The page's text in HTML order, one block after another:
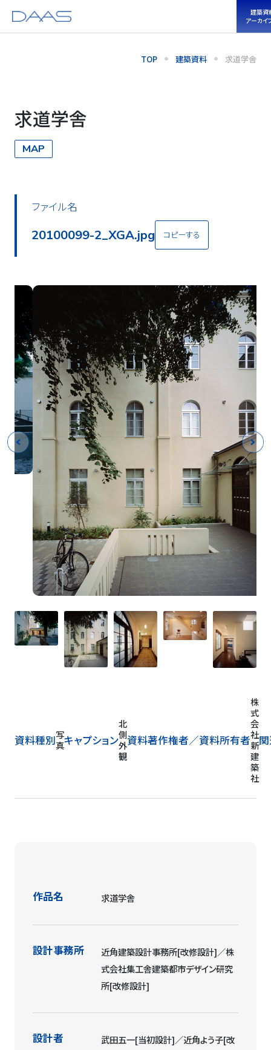
建築資
アーカイ
TOP 建築資料 求道学舎
求道学舎
MAP
ファイル名
20100099-2_XGA.jpg コピーする
資料種別写
真キャプション
北
側
外
観
資料著作権者／資料所有者
株
式
会
社
新
建
築
社
作品名 求道学舎
設計事務所
近角建築設計事務所[改修設計]／株
式会社集工舎建築都市デザイン研究
所[改修設計]
設計者
武田五一[当初設計]／近角よう子[改